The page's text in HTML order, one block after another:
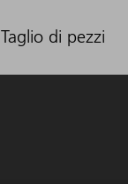
Taglio di pezzi